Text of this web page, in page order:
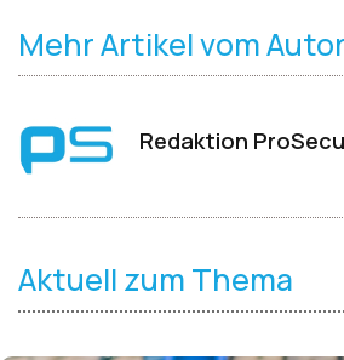
Mehr Artikel vom Autor
Redaktion
Aktuell zum Thema